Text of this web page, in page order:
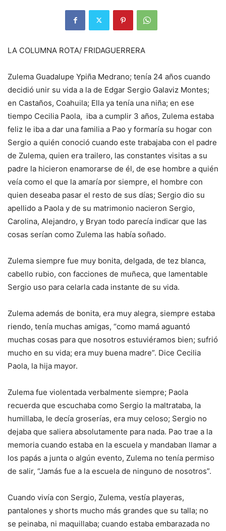
LA COLUMNA ROTA/ FRIDAGUERRERA
Zulema Guadalupe Ypiña Medrano; tenía 24 años cuando
decidió unir su vida a la de Edgar Sergio Galaviz Montes;
en Castaños, Coahuila; Ella ya tenía una niña; en ese
tiempo Cecilia Paola, iba a cumplir 3 años, Zulema estaba
feliz le iba a dar una familia a Pao y formaría su hogar con
Sergio a quién conoció cuando este trabajaba con el padre
de Zulema, quien era trailero, las constantes visitas a su
padre la hicieron enamorarse de él, de ese hombre a quién
veía como el que la amaría por siempre, el hombre con
quien deseaba pasar el resto de sus días; Sergio dio su
apellido a Paola y de su matrimonio nacieron Sergio,
Carolina, Alejandro, y Bryan todo parecía indicar que las
cosas serían como Zulema las había soñado.
Zulema siempre fue muy bonita, delgada, de tez blanca,
cabello rubio, con facciones de muñeca, que lamentable
Sergio uso para celarla cada instante de su vida.
Zulema además de bonita, era muy alegra, siempre estaba
riendo, tenía muchas amigas, “como mamá aguantó
muchas cosas para que nosotros estuviéramos bien; sufrió
mucho en su vida; era muy buena madre”. Dice Cecilia
Paola, la hija mayor.
Zulema fue violentada verbalmente siempre; Paola
recuerda que escuchaba como Sergio la maltrataba, la
humillaba, le decía groserías, era muy celoso; Sergio no
dejaba que saliera absolutamente para nada. Pao trae a la
memoria cuando estaba en la escuela y mandaban llamar a
los papás a junta o algún evento, Zulema no tenía permiso
de salir, “Jamás fue a la escuela de ninguno de nosotros”.
Cuando vivía con Sergio, Zulema, vestía playeras,
pantalones y shorts mucho más grandes que su talla; no
se peinaba, ni maquillaba; cuando estaba embarazada no